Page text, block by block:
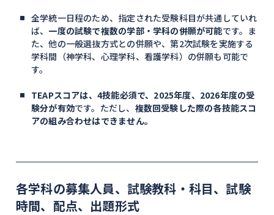
全学統一日程のため、指定された受験科目が共通していれ
ば、 一度の試験で複数の学部・学科の併願が可能です。ま
た、他の一般選抜方式との併願や、第2次試験を実施する
学科間（神学科、心理学科、看護学科）の併願も可能で
す。
TEAPスコアは、4技能必須で、2025年度、2026年度の受
験分が有効です。ただし、 複数回受験した際の各技能スコ
アの組み合わせはできません。
各学科の募集人員、試験教科・科目、試験
時間、配点、出題形式